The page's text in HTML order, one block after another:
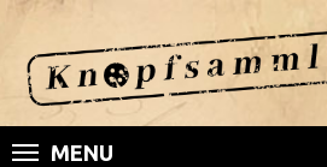
MENU